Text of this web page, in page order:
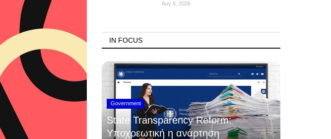
Αυγ 6, 2026
IN FOCUS
Government
State Transparency Reform:
Υποχρεωτική η ανάρτηση